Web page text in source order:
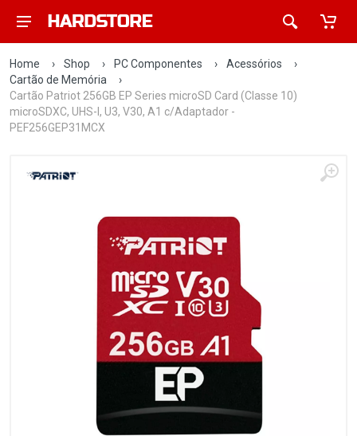
Home › Shop › PC Componentes › Acessórios
›
Cartão de Memória
›
Cartão Patriot 256GB EP Series microSD Card (Classe 10)
microSDXC, UHS-I, U3, V30, A1 c/Adaptador -
PEF256GEP31MCX